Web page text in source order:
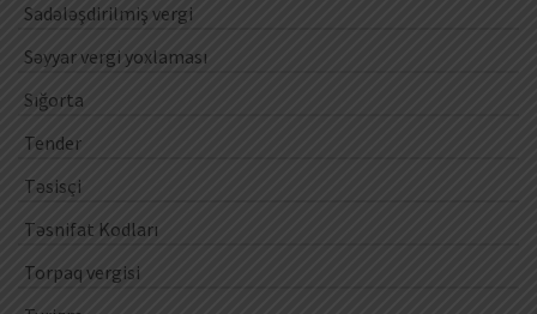
Sadələşdirilmiş vergi
Səyyar vergi yoxlaması
Sığorta
Tender
Təsisçi
Təsnifat Kodları
Torpaq vergisi